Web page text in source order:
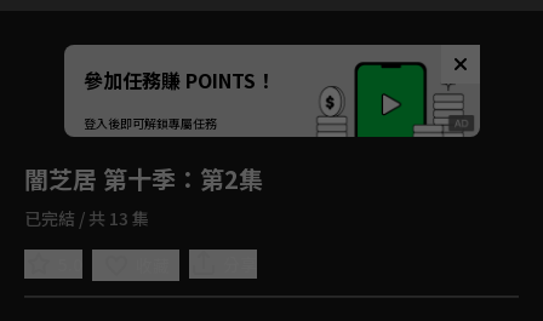
Unmute
如有不便請見諒
參加任務賺 POINTS！
登入後即可解鎖專屬任務
闇芝居 第十季 ：第2集
已完結 / 共 13 集